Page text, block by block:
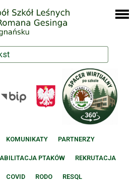
KOMUNIKATY PARTNERZY
PTAKÓW REKRUTACJA
COVID RODO RESQL